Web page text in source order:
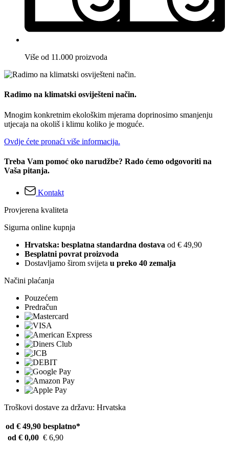
Više od 11.000 proizvoda
Radimo na klimatski osviješteni način.
Mnogim konkretnim ekološkim mjerama doprinosimo smanjenju
utjecaja na okoliš i klimu koliko je moguće.
Ovdje ćete pronaći više informacija.
Treba Vam pomoć oko narudžbe? Rado ćemo odgovoriti na
Vaša pitanja.
Kontakt
Provjerena kvaliteta
Sigurna online kupnja
Hrvatska: besplatna standardna dostava od € 49,90
Besplatni povrat proizvoda
Dostavljamo širom svijeta u preko 40 zemalja
Načini plaćanja
Pouzećem
Predračun
Troškovi dostave za državu: Hrvatska
od € 49,90 besplatno*
od € 0,00 € 6,90